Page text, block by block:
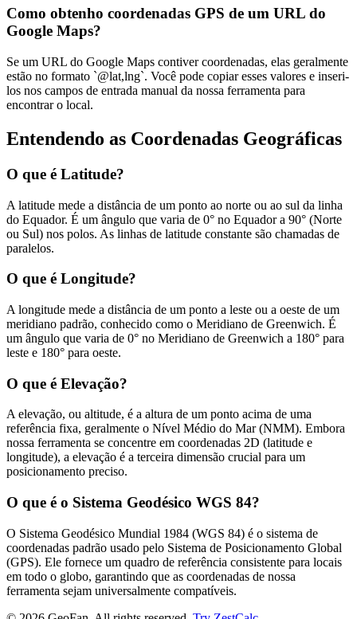
Como obtenho coordenadas GPS de um URL do
Google Maps?
Se um URL do Google Maps contiver coordenadas, elas geralmente
estão no formato `@lat,lng`. Você pode copiar esses valores e inseri-
los nos campos de entrada manual da nossa ferramenta para
encontrar o local.
Entendendo as Coordenadas Geográficas
O que é Latitude?
A latitude mede a distância de um ponto ao norte ou ao sul da linha
do Equador. É um ângulo que varia de 0° no Equador a 90° (Norte
ou Sul) nos polos. As linhas de latitude constante são chamadas de
paralelos.
O que é Longitude?
A longitude mede a distância de um ponto a leste ou a oeste de um
meridiano padrão, conhecido como o Meridiano de Greenwich. É
um ângulo que varia de 0° no Meridiano de Greenwich a 180° para
leste e 180° para oeste.
O que é Elevação?
A elevação, ou altitude, é a altura de um ponto acima de uma
referência fixa, geralmente o Nível Médio do Mar (NMM). Embora
nossa ferramenta se concentre em coordenadas 2D (latitude e
longitude), a elevação é a terceira dimensão crucial para um
posicionamento preciso.
O que é o Sistema Geodésico WGS 84?
O Sistema Geodésico Mundial 1984 (WGS 84) é o sistema de
coordenadas padrão usado pelo Sistema de Posicionamento Global
(GPS). Ele fornece um quadro de referência consistente para locais
em todo o globo, garantindo que as coordenadas de nossa
ferramenta sejam universalmente compatíveis.